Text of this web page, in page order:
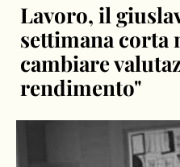
Lavoro, il
settimana corta
cambiare
rendimento"